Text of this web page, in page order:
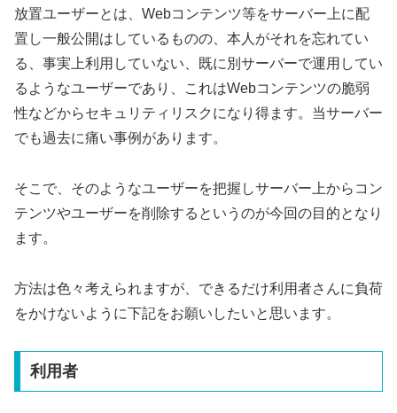
放置ユーザーとは、Webコンテンツ等をサーバー上に配
置し一般公開はしているものの、本人がそれを忘れてい
る、事実上利用していない、既に別サーバーで運用してい
るようなユーザーであり、これはWebコンテンツの脆弱
性などからセキュリティリスクになり得ます。当サーバー
でも過去に痛い事例があります。
そこで、そのようなユーザーを把握しサーバー上からコン
テンツやユーザーを削除するというのが今回の目的となり
ます。
方法は色々考えられますが、できるだけ利用者さんに負荷
をかけないように下記をお願いしたいと思います。
利用者